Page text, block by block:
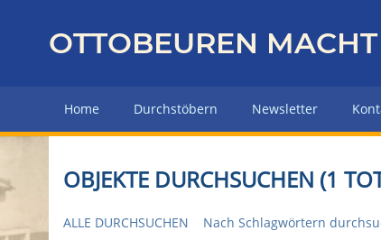
z
r
H
OTTOBEUREN
Home Durchstöbern Newsletter
OBJEKTE DURCHSUCHEN (1
ALLE DURCHSUCHEN Nach Schlagwörtern